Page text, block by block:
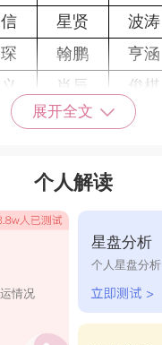
星贤 波涛
翰鹏 亨涵
肖辰 俊棋
兴 伟贤 肖霖
岳超
茂东 庆锦
德振
廉渝 维青
展开全文
个人解读
情况
星盘分析
个人星盘分析